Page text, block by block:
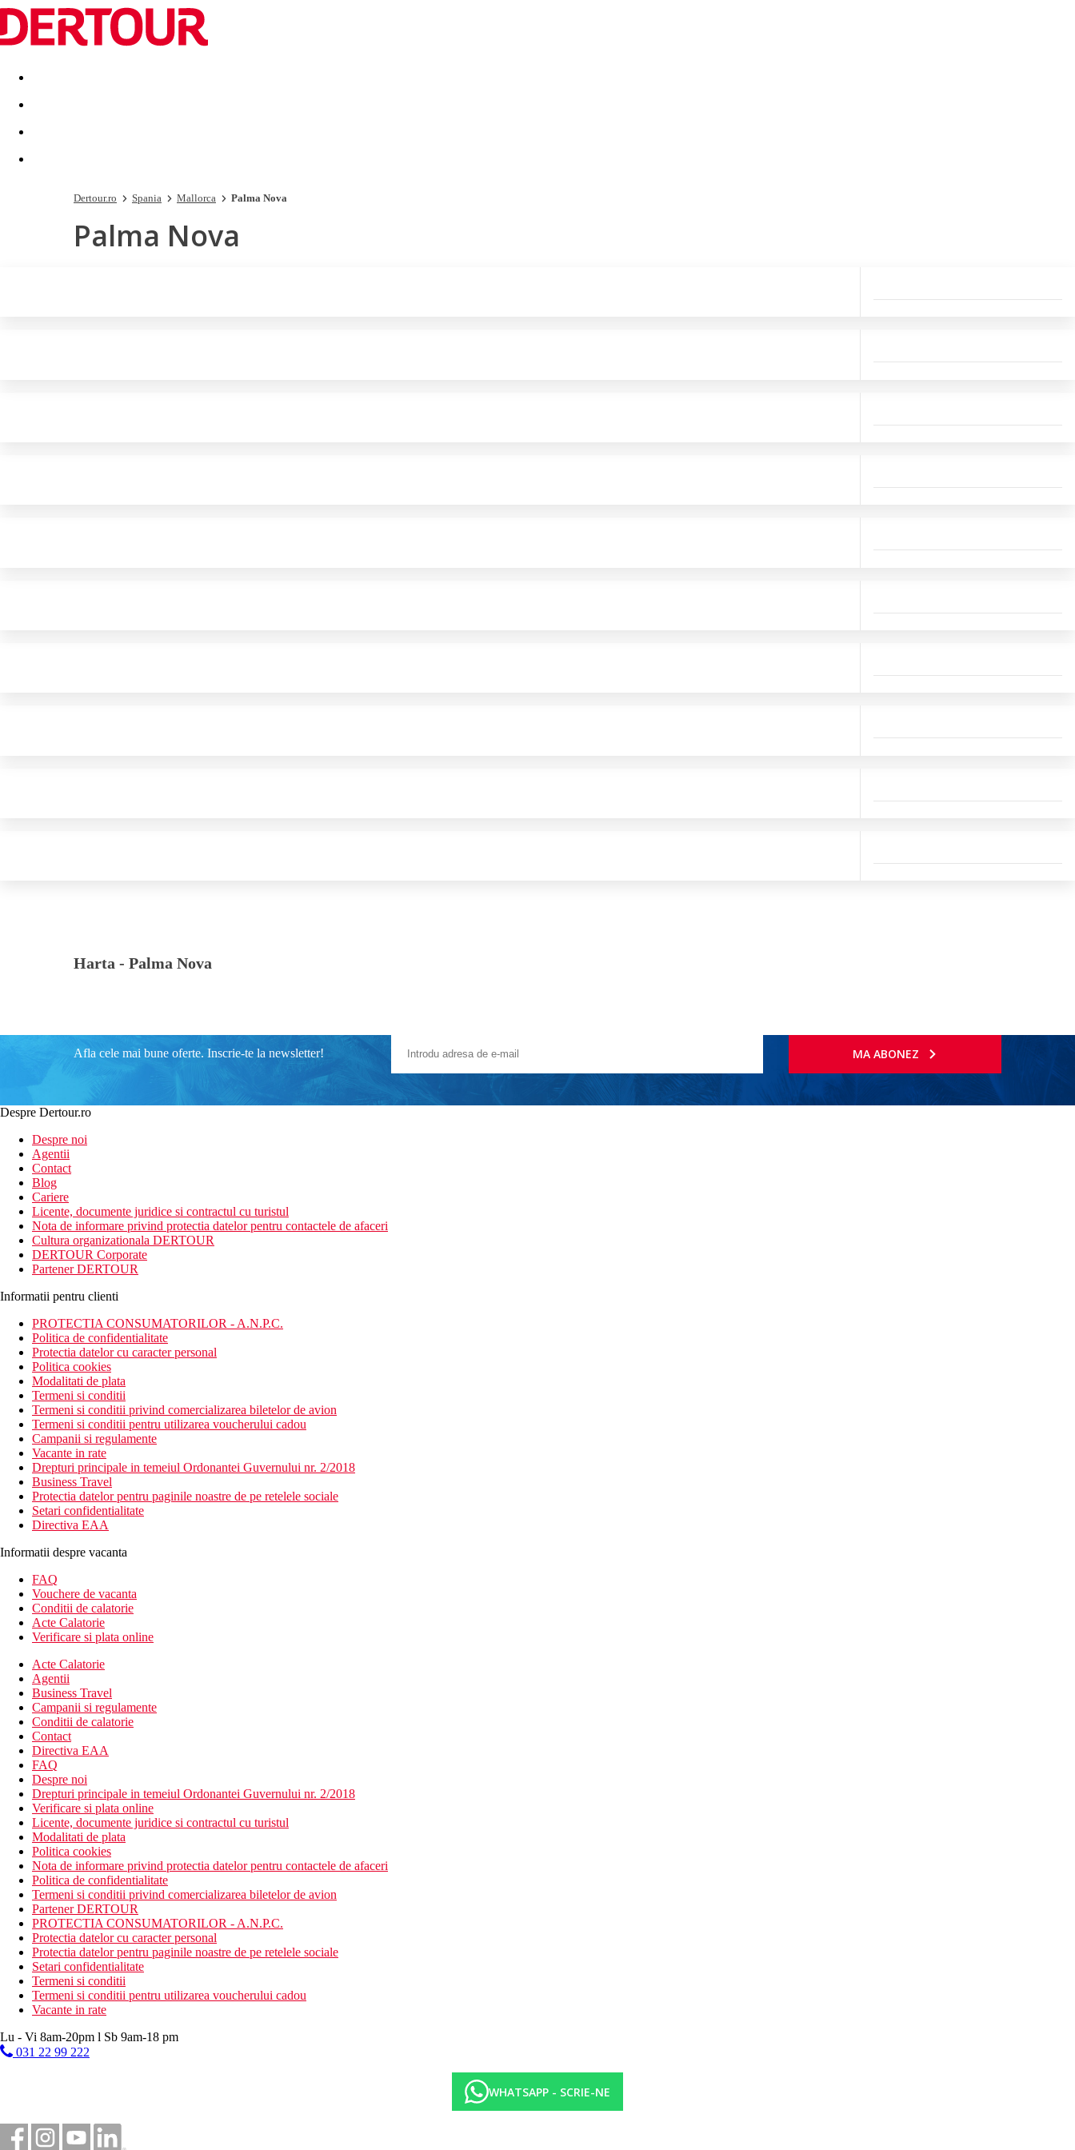
Destinatii Vacanta perfecta OFERTE DE NERATAT
Dertour.ro Spania Mallorca Palma Nova
Palma Nova
Harta - Palma Nova
Afla cele mai bune oferte. Inscrie-te la newsletter! MA ABONEZ
Despre Dertour.ro
Despre noi
Agentii
Contact
Blog
Cariere
Licente, documente juridice si contractul cu turistul
Nota de informare privind protectia datelor pentru contactele de afaceri
Cultura organizationala DERTOUR
DERTOUR Corporate
Partener DERTOUR
Informatii pentru clienti
PROTECTIA CONSUMATORILOR - A.N.P.C.
Politica de confidentialitate
Protectia datelor cu caracter personal
Politica cookies
Modalitati de plata
Termeni si conditii
Termeni si conditii privind comercializarea biletelor de avion
Termeni si conditii pentru utilizarea voucherului cadou
Campanii si regulamente
Vacante in rate
Drepturi principale in temeiul Ordonantei Guvernului nr. 2/2018
Business Travel
Protectia datelor pentru paginile noastre de pe retelele sociale
Setari confidentialitate
Directiva EAA
Informatii despre vacanta
FAQ
Vouchere de vacanta
Conditii de calatorie
Acte Calatorie
Verificare si plata online
Acte Calatorie
Agentii
Business Travel
Campanii si regulamente
Conditii de calatorie
Contact
Directiva EAA
FAQ
Despre noi
Drepturi principale in temeiul Ordonantei Guvernului nr. 2/2018
Verificare si plata online
Licente, documente juridice si contractul cu turistul
Modalitati de plata
Politica cookies
Nota de informare privind protectia datelor pentru contactele de afaceri
Politica de confidentialitate
Termeni si conditii privind comercializarea biletelor de avion
Partener DERTOUR
PROTECTIA CONSUMATORILOR - A.N.P.C.
Protectia datelor cu caracter personal
Protectia datelor pentru paginile noastre de pe retelele sociale
Setari confidentialitate
Termeni si conditii
Termeni si conditii pentru utilizarea voucherului cadou
Vacante in rate
Lu - Vi 8am-20pm l Sb 9am-18 pm
031 22 99 222
WHATSAPP - SCRIE-NE